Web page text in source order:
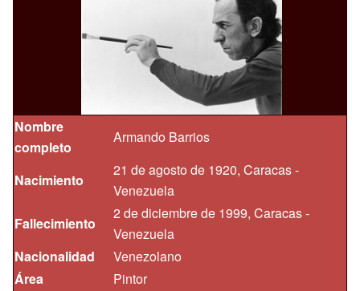
Nombre
completo
Armando Barrios
Nacimiento
21 de agosto de 1920, Caracas -
Venezuela
Fallecimiento
2 de diciembre de 1999, Caracas -
Venezuela
Nacionalidad
Venezolano
Área
Pintor